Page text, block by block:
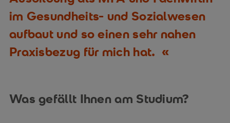
im Gesundheits- und Sozialwesen
aufbaut und so einen sehr nahen
Praxisbezug für mich hat.
Was gefällt Ihnen am Studium?